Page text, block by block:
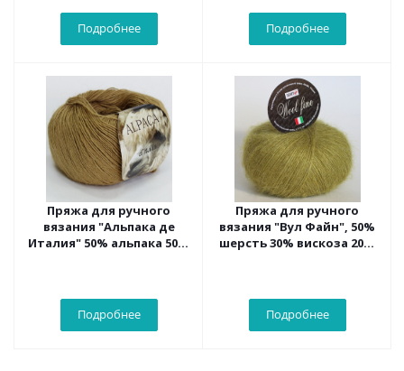
Подробнее Подробнее
Пряжа для ручного
вязания "Альпака де
Италия" 50% альпака 50%
Подробнее
Пряжа для ручного
вязания "Вул Файн", 50%
шерсть 30% вискоза 20%
Подробнее